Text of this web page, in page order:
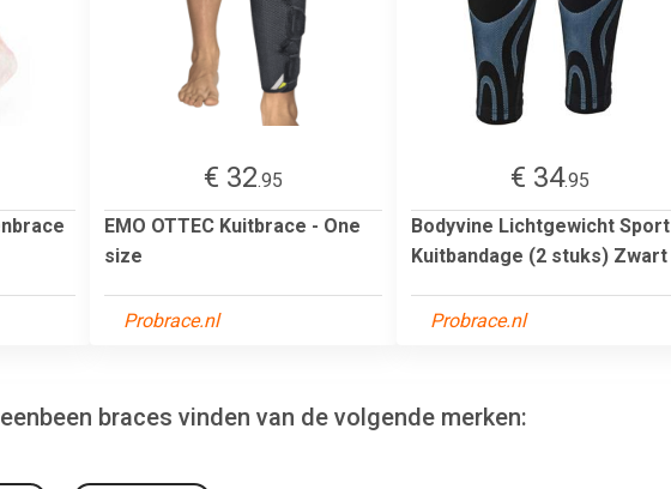
€ 32.95
EMO OTTEC Kuitbrace - One
size
Probrace.nl
€ 34.95
Bodyvine Lichtgewicht Sport
Kuitbandage (2 stuks) Zwart
Probrace.nl
braces vinden van de volgende merken: